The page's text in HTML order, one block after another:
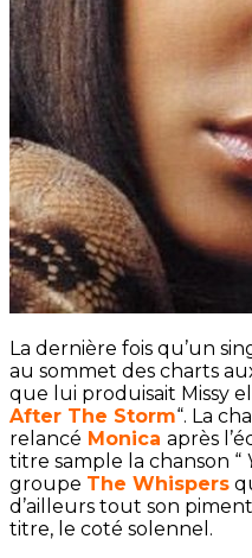
La dernière fois qu’un
au sommet des charts aux
que lui produisait Missy
After The Storm“. La
relancé Monica après
titre sample la chanson “
groupe The Whispers
d’ailleurs tout son
titre, le coté solennel.